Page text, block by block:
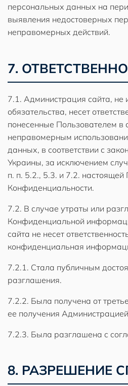
персональных данных на
выявления недостоверных
неправомерных действий.
7.
7.1. Администрация сайта, не
обязательства, несет
понесенные Пользователем в
неправомерным
данных, в соответствии с
Украины, за исключением
п. п. 5.2., 5.3. и 7.2. настоящей
Конфиденциальности.
7.2. В случае утраты или
Конфиденциальной
сайта не несет
конфиденциальная
7.2.1. Стала публичным
разглашения.
7.2.2. Была получена от
ее получения
7.2.3. Была разглашена с
8. РАЗРЕШЕНИЕ